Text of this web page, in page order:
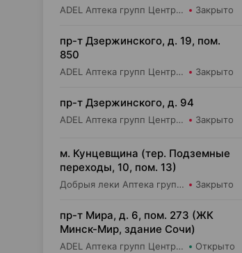
ADEL Аптека групп Центр ООО Аптека №77 Закрыто
пр-т Дзержинского, д. 19, пом.
850
ADEL Аптека групп Центр ООО Аптека №65 Закрыто
пр-т Дзержинского, д. 94
ADEL Аптека групп Центр ООО Аптека №94 Закрыто
м. Кунцевщина (тер. Подземные
переходы, 10, пом. 13)
Добрыя леки Аптека групп Центр ООО Аптека №15 Закрыто
пр-т Мира, д. 6, пом. 273 (ЖК
Минск-Мир, здание Сочи)
ADEL Аптека групп Центр ООО Аптека №74 Открыто